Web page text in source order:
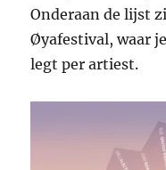
Onderaan de lijst
Øyafestival, waar
legt per artiest.